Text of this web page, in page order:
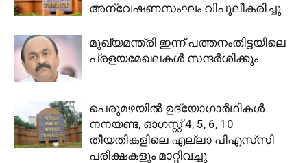
അന്വേഷണസംഘം വിപുലീകരിച്ചു
മുഖ്യമന്ത്രി ഇന്ന് പത്തനംതിട്ടയിലെ
പ്രളയമേഖലകൾ സന്ദർശിക്കും
പെരുമഴയിൽ ഉദ്യോഗാർഥികൾ
നനയണ്ട, ഓഗസ്റ്റ് 4, 5, 6, 10
തീയതികളിലെ എല്ലാ പിഎസ്‌സി
പരീക്ഷകളും മാറ്റിവച്ചു